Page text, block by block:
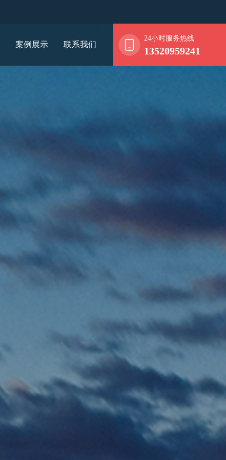
案例展示 联系我们
24小时服务热线
13520959241